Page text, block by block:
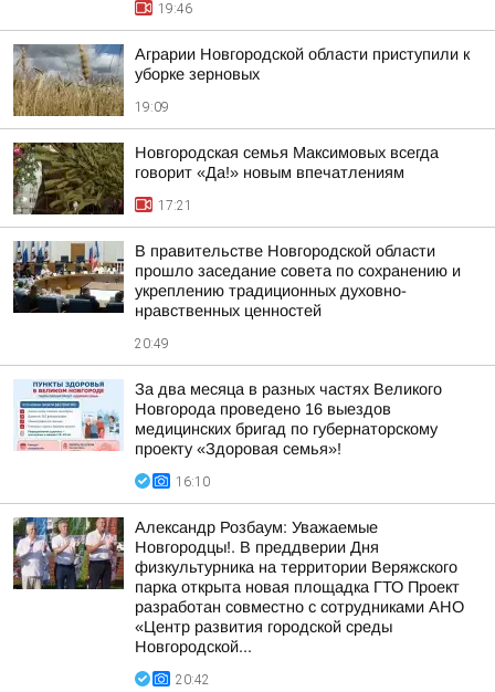
19:46
Аграрии Новгородской области приступили к
уборке зерновых
19:09
Новгородская семья Максимовых всегда
говорит «Да!» новым впечатлениям
17:21
В правительстве Новгородской области
прошло заседание совета по сохранению и
укреплению традиционных духовно-
нравственных ценностей
20:49
За два месяца в разных частях Великого
Новгорода проведено 16 выездов
медицинских бригад по губернаторскому
проекту «Здоровая семья»!
16:10
Александр Розбаум: Уважаемые
Новгородцы!. В преддверии Дня
физкультурника на территории Веряжского
парка открыта новая площадка ГТО Проект
разработан совместно с сотрудниками АНО
«Центр развития городской среды
Новгородской...
20:42